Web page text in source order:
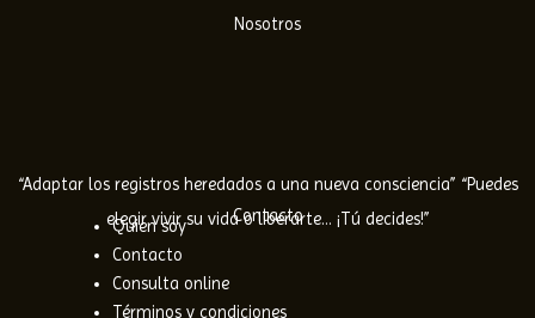
Nosotros
Contacto
“Adaptar los registros heredados a una nueva consciencia” “Puedes
elegir vivir su vida o liberarte… ¡Tú decides!”
Quien soy
Contacto
Consulta online
Términos y condiciones